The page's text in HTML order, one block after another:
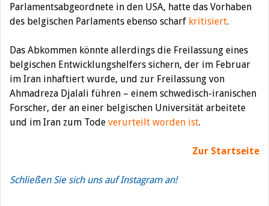
Parlamentsabgeordnete in den USA, hatte das Vorhaben
des belgischen Parlaments ebenso scharf kritisiert.
Das Abkommen könnte allerdings die Freilassung eines
belgischen Entwicklungshelfers sichern, der im Februar
im Iran inhaftiert wurde, und zur Freilassung von
Ahmadreza Djalali führen – einem schwedisch-iranischen
Forscher, der an einer belgischen Universität arbeitete
und im Iran zum Tode verurteilt worden ist.
Zur Startseite
Schließen Sie sich uns auf Instagram an!